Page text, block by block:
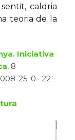
caldria
teoria de la
Iniciativa
, 8
25-0 · 22